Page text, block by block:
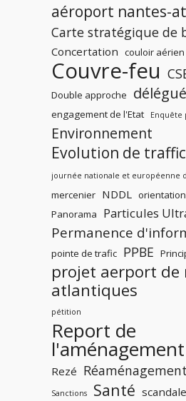
aéroport nantes-
Carte stratégique de
Concertation couloir aérien
Couvre-feu
Double approche
engagement de l'Etat Enquête
Environnement
Evolution de traffic
journée nationale et européenne
mercenier NDDL
Panorama
Particules
Permanence
pointe de trafic PPBE
projet aerport de
atlantiques
pétition
Report de
Rezé Réaménagement
Sanctions Santé